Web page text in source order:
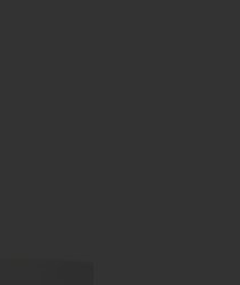
PARA COURO CABELUDO E